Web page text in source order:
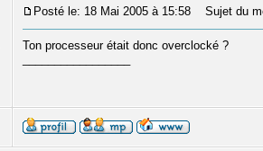
Posté le: 18 Mai 2005 à 15:58 Sujet du
Ton processeur était donc overclocké ?